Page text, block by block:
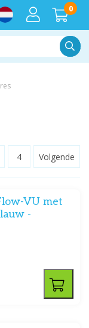
0
4 Volgende
VU met
-